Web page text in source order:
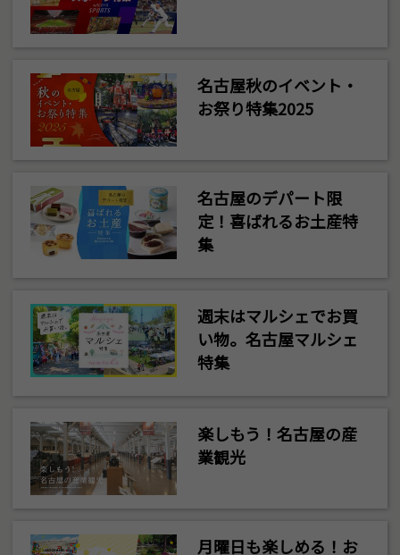
名古屋秋のイベント・
お祭り特集2025
名古屋のデパート限
定！喜ばれるお土産特
集
週末はマルシェでお買
い物。名古屋マルシェ
特集
楽しもう！名古屋の産
業観光
月曜日も楽しめる！お